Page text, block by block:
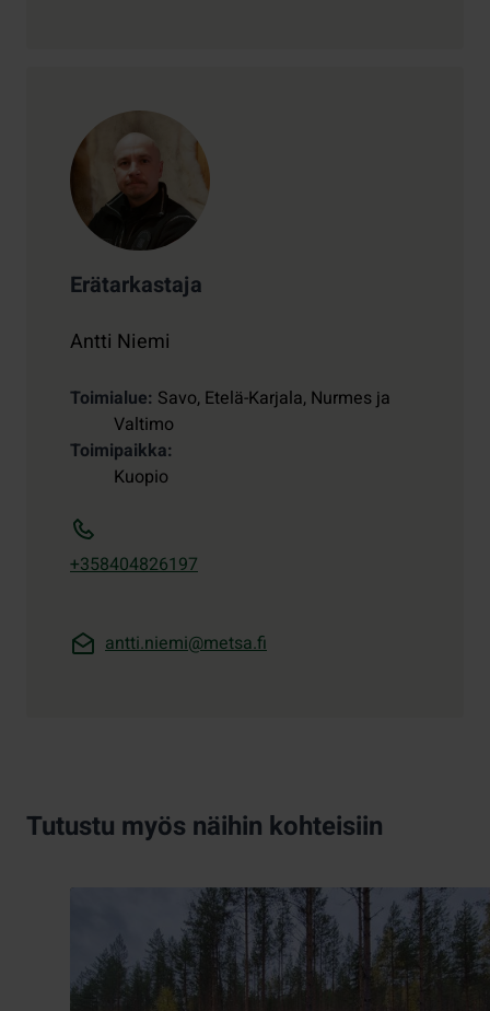
Erätarkastaja
Antti Niemi
Toimialue Savo, Etelä-Karjala, Nurmes ja
Valtimo
Toimipaikka
Kuopio
+358404826197
antti.niemi@metsa.fi
Tutustu myös näihin kohteisiin